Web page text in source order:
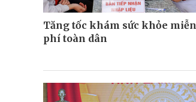
Tăng tốc khám sức khỏe miễn
phí toàn dân